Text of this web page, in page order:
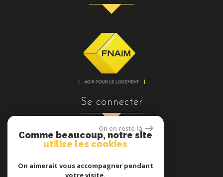
se connecter
On en reste là
Comme beaucoup, notre site
utilise les cookies
On aimerait vous accompagner pendant
votre visite.